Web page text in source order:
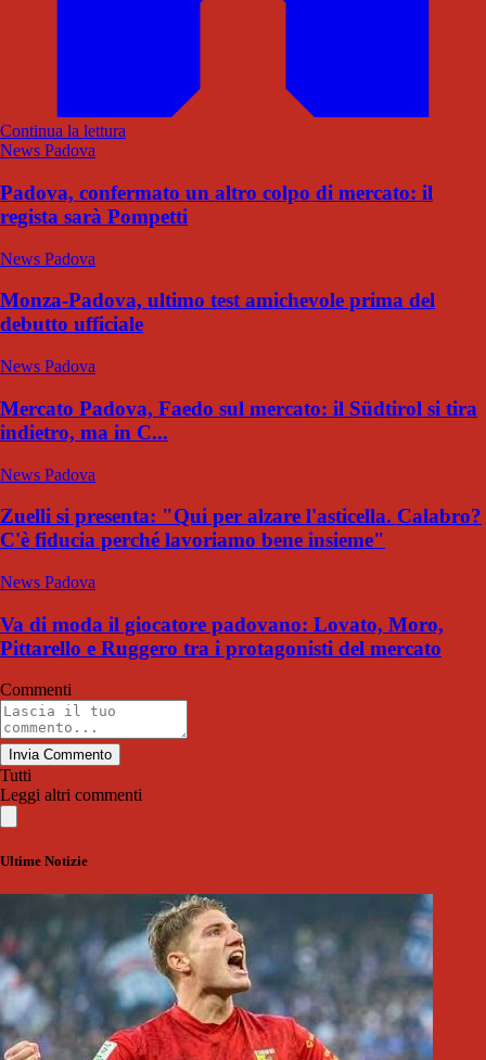
Continua la lettura
News Padova
Padova, confermato un altro colpo di mercato: il
regista sarà Pompetti
News Padova
Monza-Padova, ultimo test amichevole prima del
debutto ufficiale
News Padova
Mercato Padova, Faedo sul mercato: il Südtirol si tira
indietro, ma in C...
News Padova
Zuelli si presenta: "Qui per alzare l'asticella. Calabro?
C'è fiducia perché lavoriamo bene insieme"
News Padova
Va di moda il giocatore padovano: Lovato, Moro,
Pittarello e Ruggero tra i protagonisti del mercato
Commenti
Invia Commento
Tutti
Leggi altri commenti
Ultime Notizie